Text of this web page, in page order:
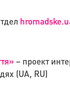
– проект
(UA, RU)